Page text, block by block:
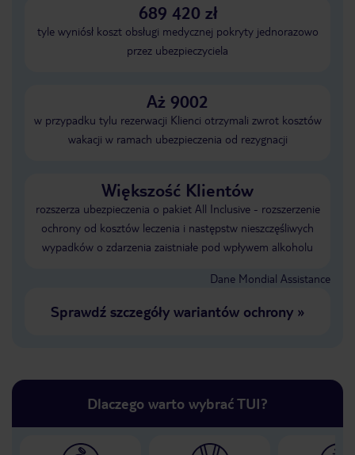
689 420 zł
tyle wyniósł koszt obsługi medycznej pokryty jednorazowo
przez ubezpieczyciela
Aż 9002
w przypadku tylu rezerwacji Klienci otrzymali zwrot kosztów
wakacji w ramach ubezpieczenia od rezygnacji
Większość Klientów
rozszerza ubezpieczenia o pakiet All Inclusive - rozszerzenie
ochrony od kosztów leczenia i następstw nieszczęśliwych
wypadków o zdarzenia zaistniałe pod wpływem alkoholu
Dane Mondial Assistance
Sprawdź szczegóły wariantów ochrony»
Dlaczego warto wybrać TUI?